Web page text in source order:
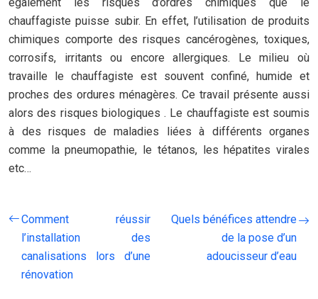
chauffagiste puisse subir. En effet, l’utilisation de produits
chimiques comporte des risques cancérogènes, toxiques,
corrosifs, irritants ou encore allergiques. Le milieu où
travaille le chauffagiste est souvent confiné, humide et
proches des ordures ménagères. Ce travail présente aussi
alors des risques biologiques . Le chauffagiste est soumis
à des risques de maladies liées à différents organes
comme la pneumopathie, le tétanos, les hépatites virales
etc…
Comment réussir
l’installation des
canalisations lors d’une
rénovation
Quels bénéfices attendre
de la pose d’un
adoucisseur d’eau